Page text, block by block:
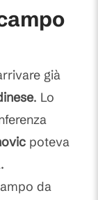
già
. Lo
poteva
da